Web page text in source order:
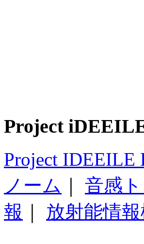
Project
Project IDEEILE
ノーム
音感
報
放射能情